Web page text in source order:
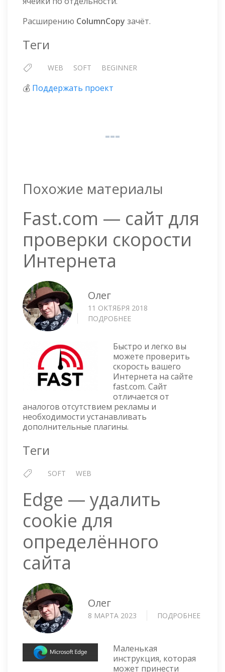
Расширению ColumnCopy зачёт.
Теги
WEB SOFT BEGINNER
💰 Поддержать проект
Похожие материалы
Fast.com — сайт для
проверки скорости
Интернета
Олег
11 ОКТЯБРЯ 2018
ПОДРОБНЕЕ
САЙТ
ДЛЯ
ПРОВЕРКИ
СКОРОСТИ
ИНТЕРНЕТА
Быстро и легко вы
можете проверить
скорость вашего
Интернета на сайте
fast.com. Сайт
отличается от
аналогов отсутствием рекламы и
необходимости устанавливать
дополнительные плагины.
Теги
SOFT WEB
Edge — удалить
cookie для
определённого
сайта
Олег
8 МАРТА 2023 ПОДРОБНЕЕ
Маленькая
инструкция, которая
может принести